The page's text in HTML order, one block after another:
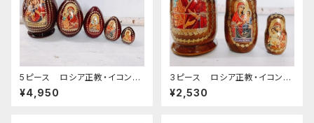
5ピース ロシア正教・イコンの
マトリョーシカ BIG (1)[the m
other of god of Zhirovytsi
¥4,950
3ピース ロシア正教・イコンの
¥2,530